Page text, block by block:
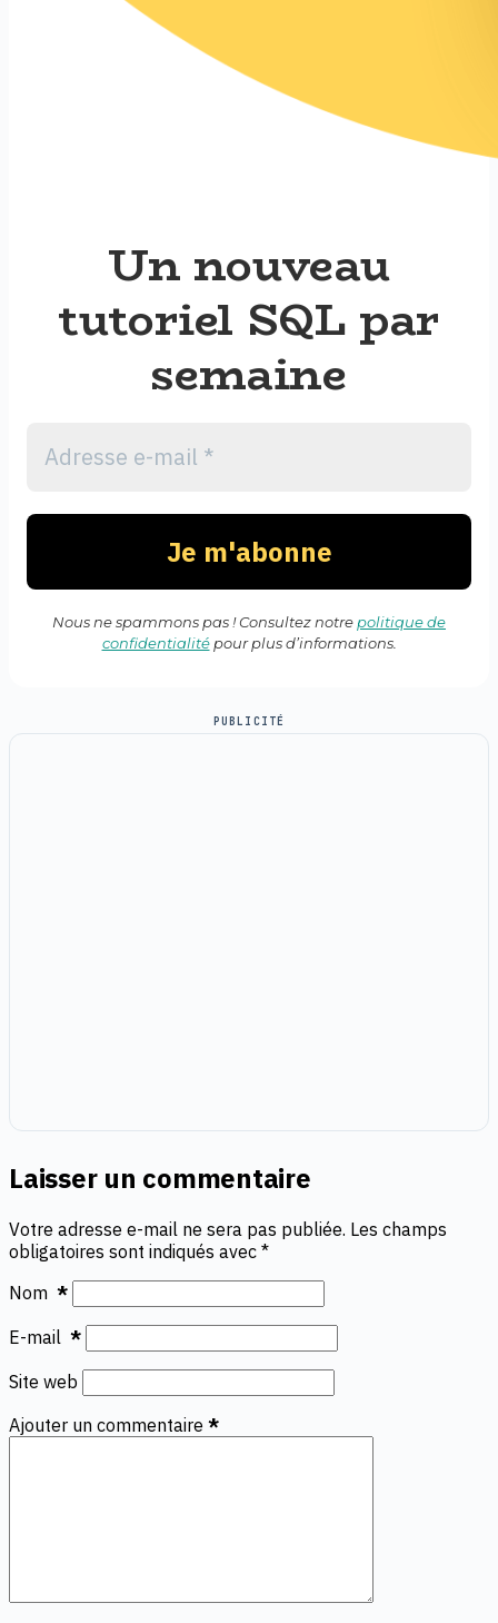
Un nouveau
tutoriel SQL par
semaine
Nous ne spammons pas ! Consultez notre politique de
confidentialitépour plus d’informations.
PUBLICITÉ
Laisser un commentaire
Votre adresse e-mail ne sera pas publiée. Les champs
obligatoires sont indiqués avec *
Nom *
E-mail *
Site web
Ajouter un commentaire *